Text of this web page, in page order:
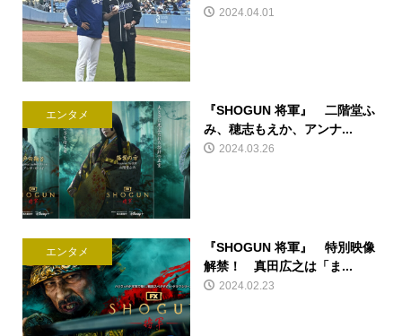
2024.04.01
エンタメ
『SHOGUN 将軍』 二階堂ふ
み、穂志もえか、アンナ...
2024.03.26
エンタメ
『SHOGUN 将軍』 特別映像
解禁！ 真田広之は「ま...
2024.02.23